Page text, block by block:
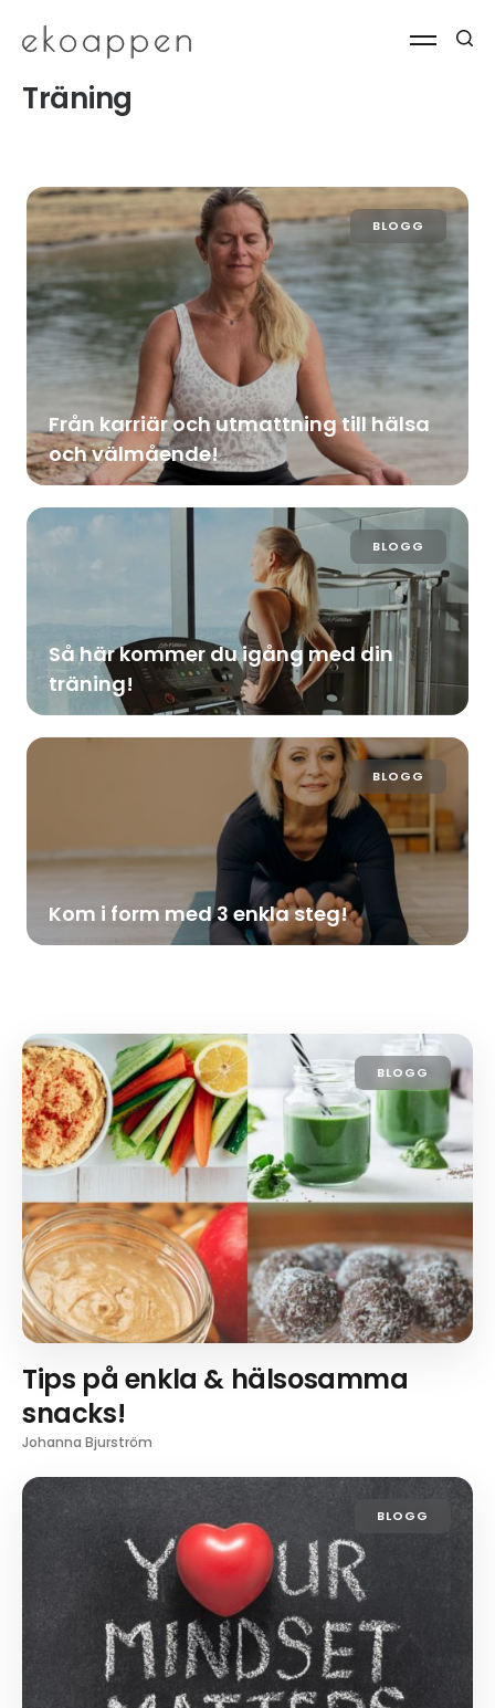
Träning
BLOGG
Från karriär och utmattning till hälsa
och välmående!
BLOGG
Så här kommer du igång med din
träning!
BLOGG
Kom i form med 3 enkla steg!
BLOGG
Tips på enkla & hälsosamma
snacks!
Johanna Bjurström
BLOGG